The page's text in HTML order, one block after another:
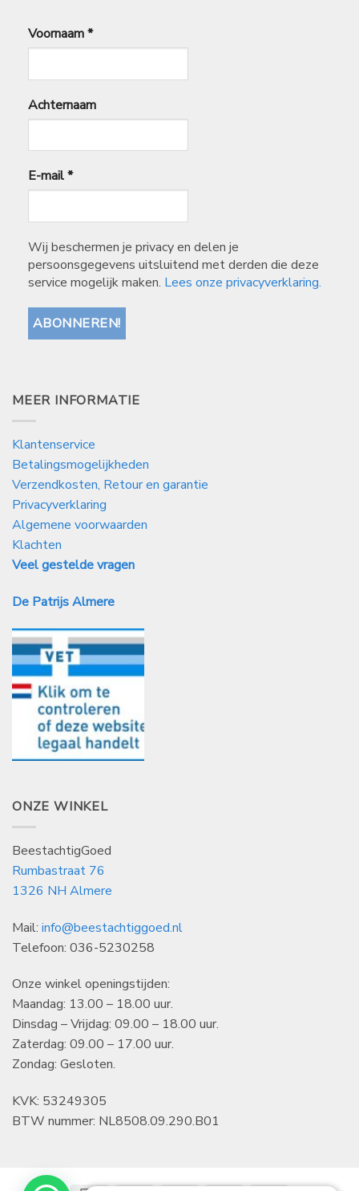
Voornaam*
Achternaam
E-mail*
Wij beschermen je privacy en delen je
persoonsgegevens uitsluitend met derden die deze
service mogelijk maken. Lees onze privacyverklaring.
MEER INFORMATIE
Klantenservice
Betalingsmogelijkheden
Verzendkosten, Retour en garantie
Privacyverklaring
Algemene voorwaarden
Klachten
Veel gestelde vragen
De Patrijs Almere
ONZE WINKEL
BeestachtigGoed
Rumbastraat 76
1326 NH Almere
Mail: info@beestachtiggoed.nl
Telefoon: 036-5230258
Onze winkel openingstijden:
Maandag: 13.00 – 18.00 uur.
Dinsdag – Vrijdag: 09.00 – 18.00 uur.
Zaterdag: 09.00 – 17.00 uur.
Zondag: Gesloten.
KVK: 53249305
BTW nummer: NL8508.09.290.B01